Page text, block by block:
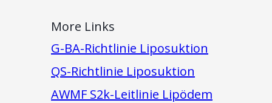
More Links
G-BA-Richtlinie Liposuktion
QS-Richtlinie Liposuktion
AWMF S2k-Leitlinie Lipödem